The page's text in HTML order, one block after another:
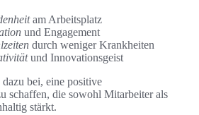
am Arbeitsplatz
und Engagement
durch weniger Krankheiten
und Innovationsgeist
bei, eine positive
schaffen, die sowohl Mitarbeiter als
stärkt.